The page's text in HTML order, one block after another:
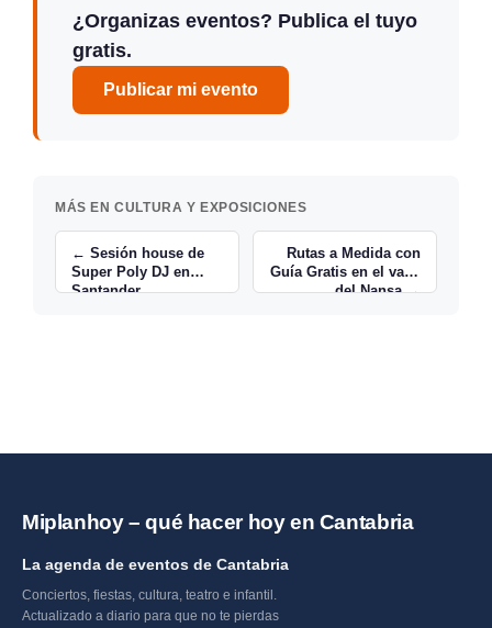
¿Organizas eventos? Publica el tuyo
gratis.
Publicar mi evento
MÁS EN CULTURA Y EXPOSICIONES
← Sesión house de
Super Poly DJ en
Santander
Rutas a Medida con
Guía Gratis en el valle
del Nansa →
Miplanhoy – qué hacer hoy en Cantabria
La agenda de eventos de Cantabria
Conciertos, fiestas, cultura, teatro e infantil.
Actualizado a diario para que no te pierdas